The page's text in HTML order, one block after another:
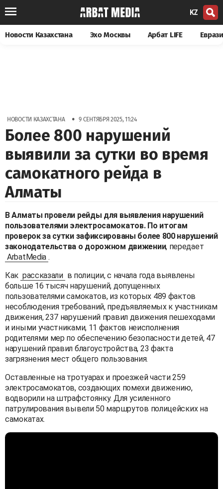
KZ
Новости Казахстана Эхо Москвы Арбат LIFE
НОВОСТИ КАЗАХСТАНА • 9 СЕНТЯБРЯ 2025, 11:24
Более 800 нарушений
выявили за сутки во время
самокатного рейда в
Алматы
В Алматы провели рейды для выявления нарушений
пользователями электросамокатов. По итогам
проверок за сутки зафиксированы более 800 нарушений
законодательства о дорожном движении, передает
ArbatMedia .
Как рассказали в полиции, с начала года выявлены
больше 16 тысяч нарушений, допущенных
пользователями самокатов, из которых 489 фактов
несоблюдения требований, предъявляемых к участникам
движения, 237 нарушений правил движения пешеходами
и иными участниками, 11 фактов неисполнения
родителями мер по обеспечению безопасности детей, 47
нарушений правил благоустройства, 23 факта
загрязнения мест общего пользования.
Оставленные на тротуарах и проезжей части 259
электросамокатов, создающих помехи движению,
водворили на штрафстоянку. Для усиленного
патрулирования вывели 50 маршрутов полицейских на
самокатах.